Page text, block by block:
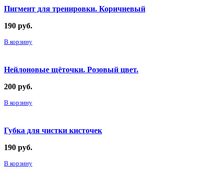
Пигмент для тренировки. Коричневый
190 руб.
В корзину
Нейлоновые щёточки. Розовый цвет.
200 руб.
В корзину
Губка для чистки кисточек
190 руб.
В корзину